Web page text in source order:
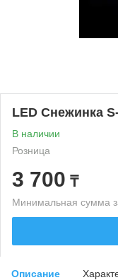
LED Снежинка
В наличии
Розница
3 700 ₸
Минимальная сумма
Описание